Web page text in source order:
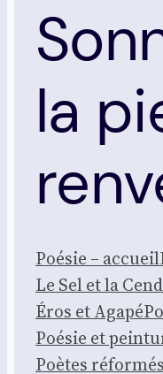
la
Poé­sie – accueil
Le Sel et la
Éros et Aga­pé
Poé­sie et
Poètes réfor­més